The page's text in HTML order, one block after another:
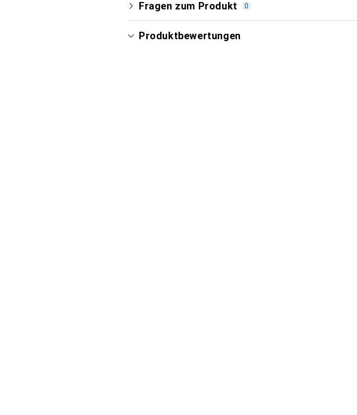
Fragen zum Produkt 0
Produktbewertungen